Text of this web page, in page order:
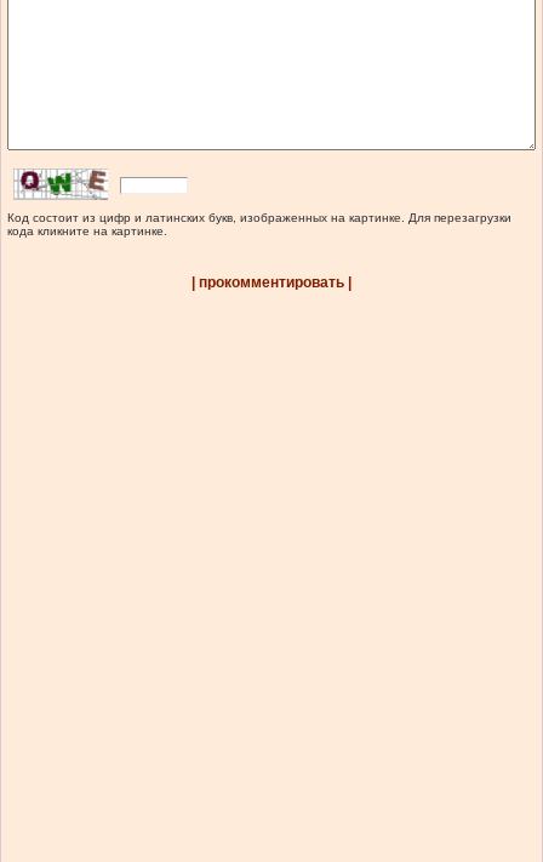
Код состоит из цифр и латинских букв, изображенных на картинке. Для перезагрузки
кода кликните на картинке.
| прокомментировать |